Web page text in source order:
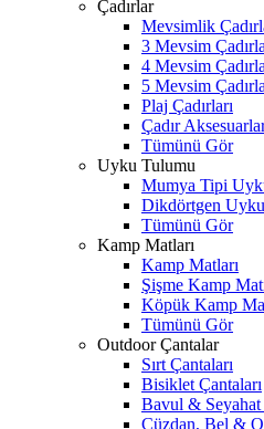
Çadırlar
Mevsimlik
3 Mevsim
4 Mevsim
5 Mevsim
Plaj Çadırları
Çadır
Tümünü Gör
Uyku Tulumu
Mumya Tipi
Dikdörtgen
Tümünü Gör
Kamp Matları
Kamp Matları
Şişme Kamp
Köpük Kamp
Tümünü Gör
Outdoor Çantalar
Sırt Çantaları
Bisiklet Çantaları
Bavul & Seyahat
Cüzdan, Bel &